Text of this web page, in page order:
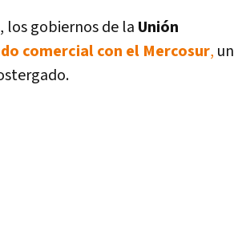
los gobiernos de la Unión
comercial con el Mercosur, un